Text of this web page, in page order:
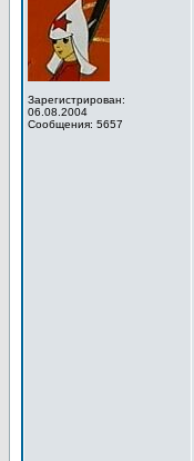
Зарегистрирован:
06.08.2004
Сообщения: 5657